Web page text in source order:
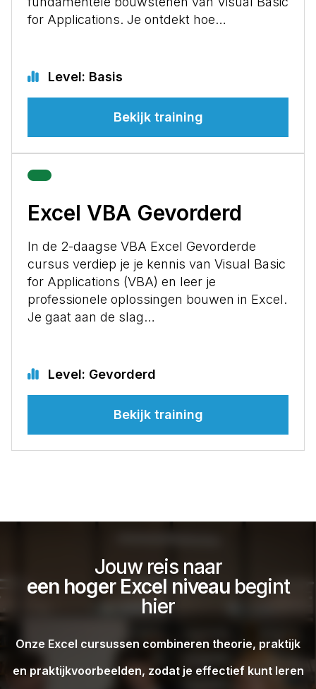
for Applications. Je ontdekt hoe…
Level: Basis
Bekijk training
Excel VBA Gevorderd
In de 2-daagse VBA Excel Gevorderde
cursus verdiep je je kennis van Visual Basic
for Applications (VBA) en leer je
professionele oplossingen bouwen in Excel.
Je gaat aan de slag…
Level: Gevorderd
Bekijk training
Jouw reis naar
een hoger Excel niveaubegint
hier
Onze Excel cursussen combineren theorie, praktijk
en praktijkvoorbeelden, zodat je effectief kunt leren